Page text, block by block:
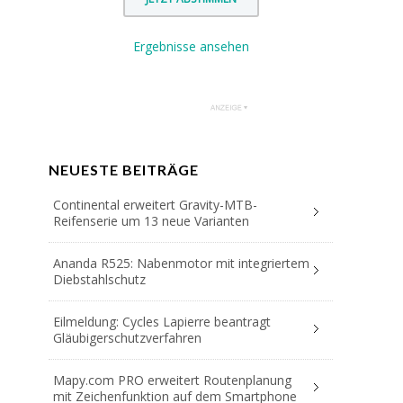
Ergebnisse ansehen
NEUESTE BEITRÄGE
Continental erweitert Gravity-MTB-
Reifenserie um 13 neue Varianten
Ananda R525: Nabenmotor mit integriertem
Diebstahlschutz
Eilmeldung: Cycles Lapierre beantragt
Gläubigerschutzverfahren
Mapy.com PRO erweitert Routenplanung
mit Zeichenfunktion auf dem Smartphone